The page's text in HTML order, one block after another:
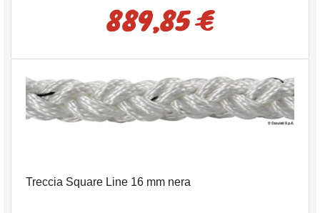
889,85 €
Treccia Square Line 16 mm nera